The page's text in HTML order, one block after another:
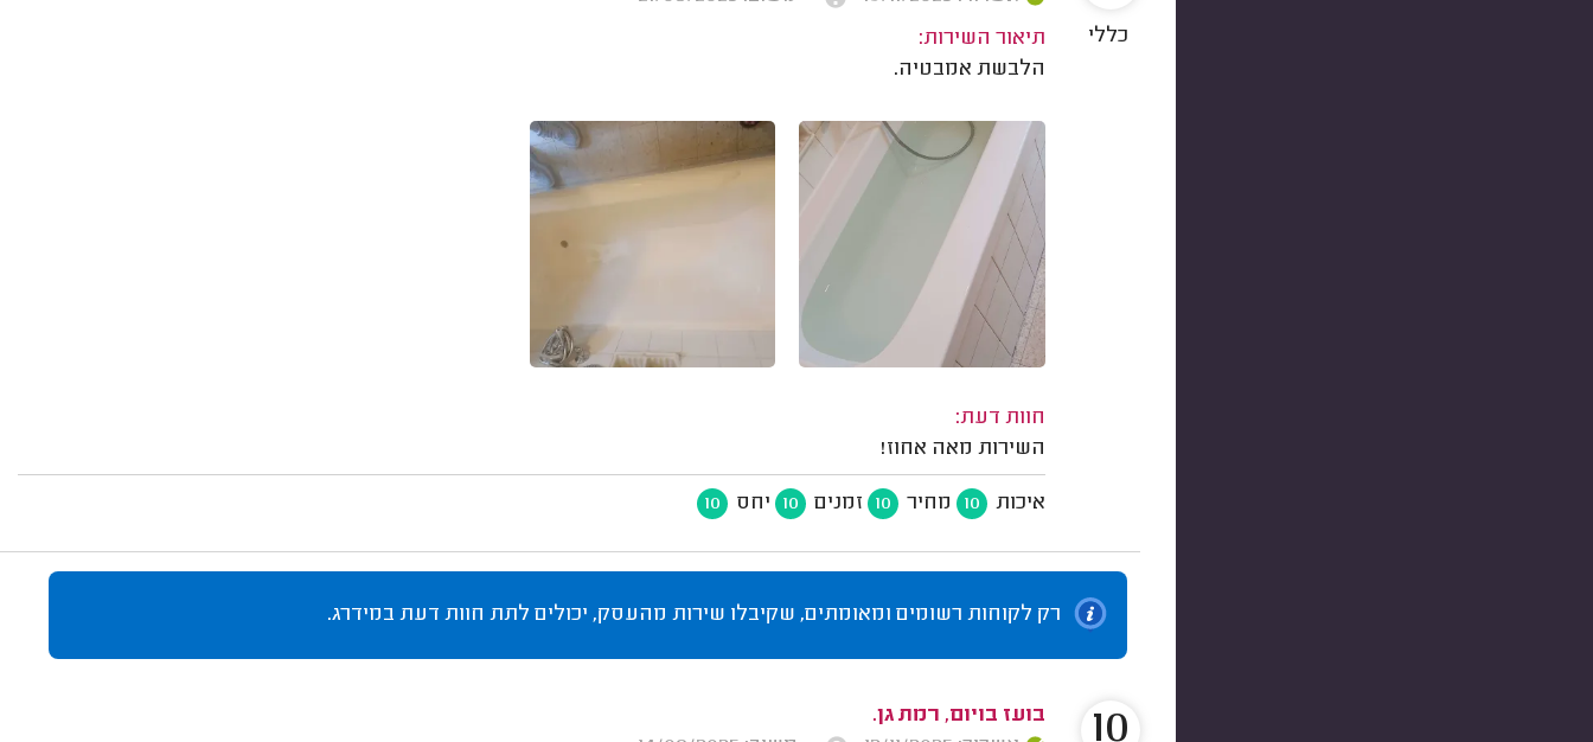
תיאור השירות:
הלבשת אמבטיה.
חוות דעת:
השירות מאה אחוז!
איכות 10 מחיר 10 זמנים 10 יחס 10
כללי
רק לקוחות רשומים ומאומתים, שקיבלו שירות מהעסק, יכולים לתת חוות דעת במידרג.
בועז בויום, רמת גן.
10